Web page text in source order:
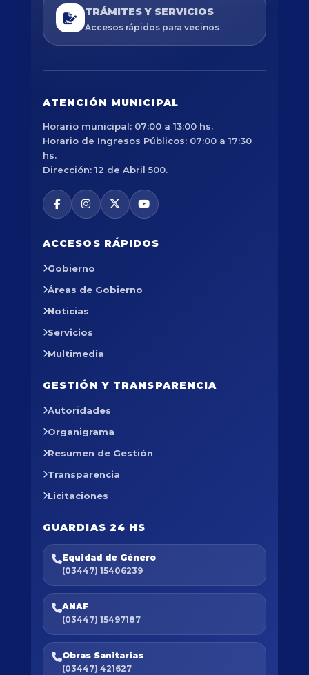
TRÁMITES Y SERVICIOS
Accesos rápidos para vecinos
ATENCIÓN MUNICIPAL
Horario municipal: 07:00 a 13:00 hs.
Horario de Ingresos Públicos: 07:00 a 17:30
hs.
Dirección: 12 de Abril 500.
ACCESOS RÁPIDOS
Gobierno
Áreas de Gobierno
Noticias
Servicios
Multimedia
GESTIÓN Y TRANSPARENCIA
Autoridades
Organigrama
Resumen de Gestión
Transparencia
Licitaciones
GUARDIAS 24 HS
Equidad de Género
(03447) 15406239
ANAF
(03447) 15497187
Obras Sanitarias
(03447) 421627